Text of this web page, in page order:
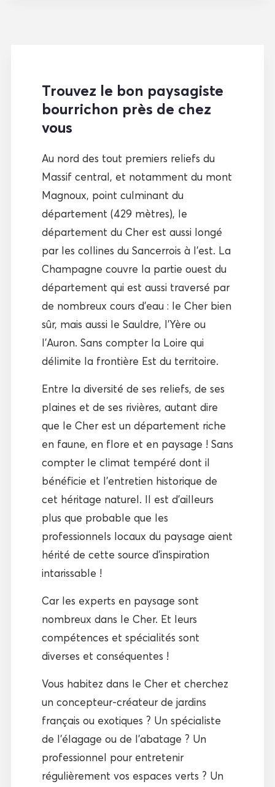
Trouvez le bon paysagiste
bourrichon près de chez
vous
Au nord des tout premiers reliefs du
Massif central, et notamment du mont
Magnoux, point culminant du
département (429 mètres), le
département du Cher est aussi longé
par les collines du Sancerrois à l’est. La
Champagne couvre la partie ouest du
département qui est aussi traversé par
de nombreux cours d’eau : le Cher bien
sûr, mais aussi le Sauldre, l’Yère ou
l’Auron. Sans compter la Loire qui
délimite la frontière Est du territoire.
Entre la diversité de ses reliefs, de ses
plaines et de ses rivières, autant dire
que le Cher est un département riche
en faune, en flore et en paysage ! Sans
compter le climat tempéré dont il
bénéficie et l’entretien historique de
cet héritage naturel. Il est d’ailleurs
plus que probable que les
professionnels locaux du paysage aient
hérité de cette source d’inspiration
intarissable !
Car les experts en paysage sont
nombreux dans le Cher. Et leurs
compétences et spécialités sont
diverses et conséquentes !
Vous habitez dans le Cher et cherchez
un concepteur-créateur de jardins
français ou exotiques ? Un spécialiste
de l’élagage ou de l’abatage ? Un
professionnel pour entretenir
régulièrement vos espaces verts ? Un